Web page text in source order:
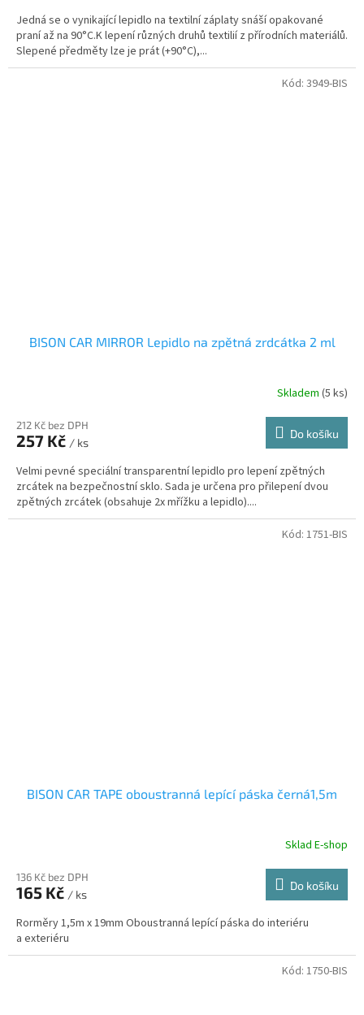
Jedná se o vynikající lepidlo na textilní záplaty snáší opakované
praní až na 90°C.K lepení různých druhů textilií z přírodních materiálů.
Slepené předměty lze je prát (+90°C),...
BISON CAR MIRROR Lepidlo na zpětná zrdcátka 2 ml
Skladem (5 ks)
212 Kč bez DPH
257 Kč / ks
Do košíku
Velmi pevné speciální transparentní lepidlo pro lepení zpětných
zrcátek na bezpečnostní sklo. Sada je určena pro přilepení dvou
zpětných zrcátek (obsahuje 2x mřížku a lepidlo)....
Kód: 3949-BIS
BISON CAR TAPE oboustranná lepící páska černá1,5m
Sklad E-shop
136 Kč bez DPH
165 Kč / ks
Do košíku
Rorměry 1,5m x 19mm Oboustranná lepící páska do interiéru
a exteriéru
Kód: 1751-BIS
Kód: 1750-BIS